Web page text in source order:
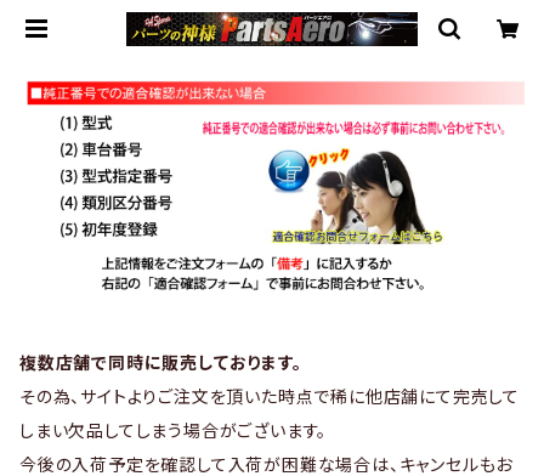
複数店舗で同時に販売しております。
その為、サイトよりご注文を頂いた時点で稀に他店舗にて完売して
しまい欠品してしまう場合がございます。
今後の入荷予定を確認して入荷が困難な場合は、キャンセルもお